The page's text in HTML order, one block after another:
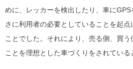
めに、レッカーを検出したり、車に
さに利用者の必要としていることを起
ことでした。それにより、売る側、買
ことを理想とした車づくりをされている